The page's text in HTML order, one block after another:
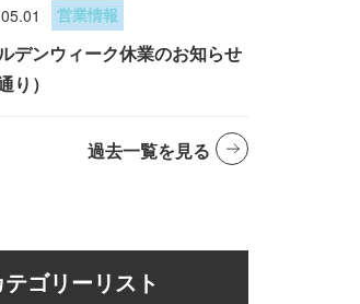
営業情報
デンウィーク休業のお知らせ
り）
過去一覧を見る
テゴリーリスト